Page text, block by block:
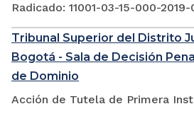
Radicado: 11001-03-15-000-
Tribunal Superior del Distrito
Bogotá - Sala de Decisión
de Dominio
Acción de Tutela de Primera